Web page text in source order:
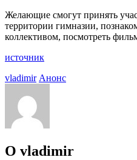
Желающие смогут принять
территории гимназии,
коллективом, посмотреть
источник
vladimir Анонс
О vladimir